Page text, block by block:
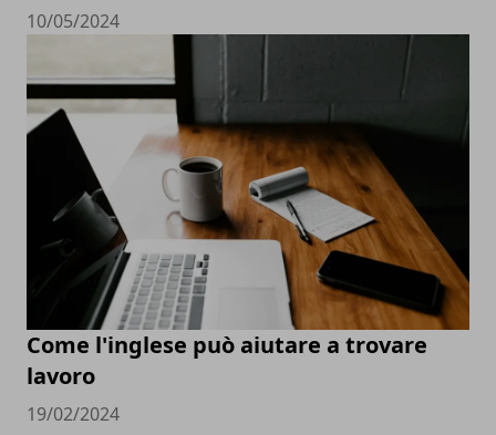
10/05/2024
Come l'inglese può aiutare a trovare
lavoro
19/02/2024